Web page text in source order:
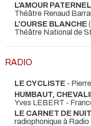
L'AMOUR PATERNEL
Théâtre Renaud
L'OURSE BLANCHE
Théâtre National de
RADIO
LE CYCLISTE -
HUMBAUT,
Yves LEBERT -
LE CARNET DE NUIT
radiophonique à